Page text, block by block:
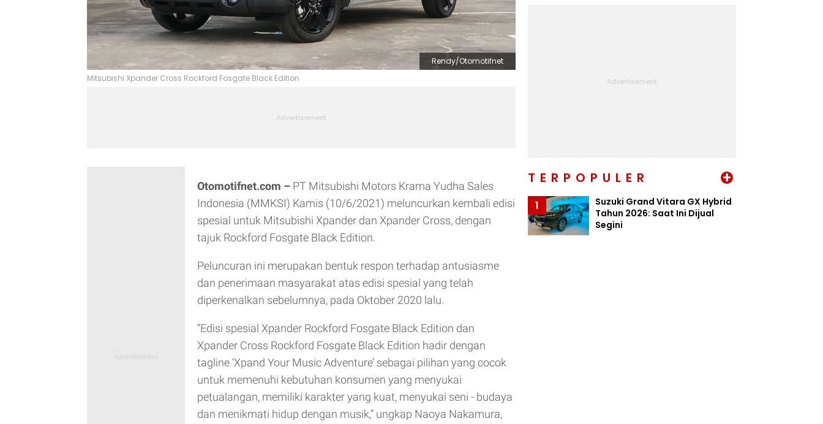
Rendy/Otomotifnet
Mitsubishi Xpander Cross Rockford Fosgate Black Edition
Otomotifnet.com – PT Mitsubishi Motors Krama Yudha Sales
Indonesia (MMKSI) Kamis (10/6/2021) meluncurkan kembali edisi
spesial untuk Mitsubishi Xpander dan Xpander Cross, dengan
tajuk Rockford Fosgate Black Edition.
Peluncuran ini merupakan bentuk respon terhadap antusiasme
dan penerimaan masyarakat atas edisi spesial yang telah
diperkenalkan sebelumnya, pada Oktober 2020 lalu.
“Edisi spesial Xpander Rockford Fosgate Black Edition dan
Xpander Cross Rockford Fosgate Black Edition hadir dengan
tagline ‘Xpand Your Music Adventure’ sebagai pilihan yang cocok
untuk memenuhi kebutuhan konsumen yang menyukai
petualangan, memiliki karakter yang kuat, menyukai seni - budaya
dan menikmati hidup dengan musik,” ungkap Naoya Nakamura,
TERPOPULER +
1
Suzuki Grand Vitara GX Hybrid
Tahun 2026: Saat Ini Dijual
Segini